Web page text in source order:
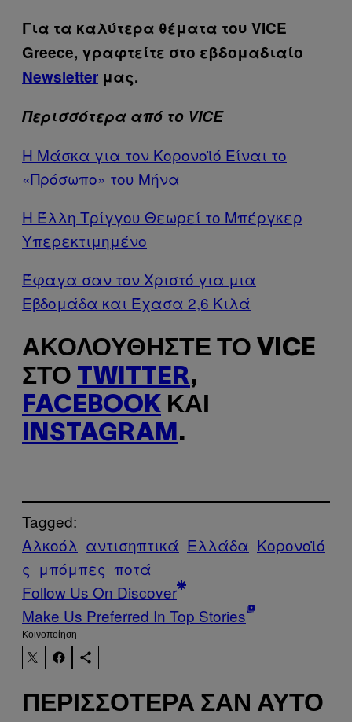
Για τα καλύτερα θέματα του VICE
Greece, γραφτείτε στο εβδομαδιαίο
Newsletter μας.
Περισσότερα από το VICE
Η Μάσκα για τον Κορονοϊό Είναι το
«Πρόσωπο» του Μήνα
Η Έλλη Τρίγγου Θεωρεί το Μπέργκερ
Υπερεκτιμημένο
Έφαγα σαν τον Χριστό για μια
Eβδομάδα και Έχασα 2,6 Κιλά
ΑΚΟΛΟΥΘΉΣΤΕ ΤΟ VICE
ΣΤΟ TWITTER,
FACEBOOK ΚΑΙ
INSTAGRAM .
Tagged:
Αλκοόλ αντισηπτικά Ελλάδα Κορονοϊό
ς μπόμπες ποτά
Follow Us On Discover
Make Us Preferred In Top Stories
Kοινοποίηση
ΠΕΡΙΣΣΌΤΕΡΑ ΣΑΝ ΑΥΤΌ